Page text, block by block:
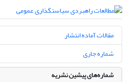
مقالات آماده انتشار
شماره جاری
شماره‌های پیشین نشریه